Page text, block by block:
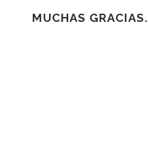
MUCHAS GRACIAS.